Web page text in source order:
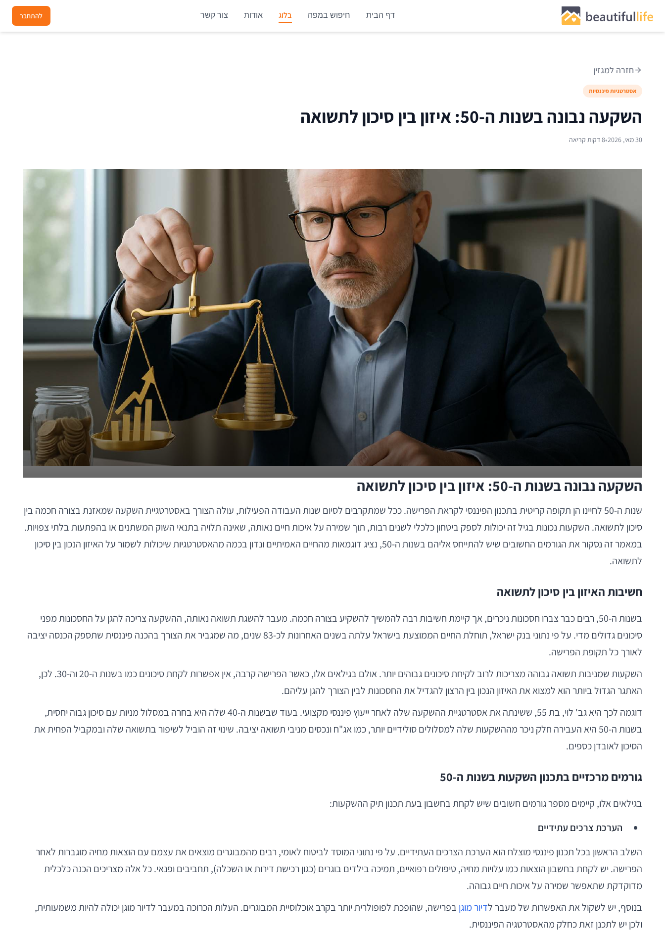
דף הבית חיפוש במפה בלוג אודות צור קשר להתחבר
חזרה למגזין
אסטרטגיות פיננסיות
השקעה נבונה בשנות ה-50: איזון בין סיכון לתשואה
30 מאי, 2026 •8 דקות קריאה
השקעה נבונה בשנות ה-50: איזון בין סיכון לתשואה
שנות ה-50 לחיינו הן תקופה קריטית בתכנון הפיננסי לקראת הפרישה. ככל שמתקרבים לסיום שנות העבודה הפעילות, עולה הצורך באסטרטגיית השקעה שמאזנת בצורה חכמה בין
סיכון לתשואה. השקעות נכונות בגיל זה יכולות לספק ביטחון כלכלי לשנים רבות, תוך שמירה על איכות חיים נאותה, שאינה תלויה בתנאי השוק המשתנים או בהפתעות בלתי צפויות.
במאמר זה נסקור את הגורמים החשובים שיש להתייחס אליהם בשנות ה-50, נציג דוגמאות מהחיים האמיתיים ונדון בכמה מהאסטרטגיות שיכולות לשמור על האיזון הנכון בין סיכון
לתשואה.
חשיבות האיזון בין סיכון לתשואה
בשנות ה-50, רבים כבר צברו חסכונות ניכרים, אך קיימת חשיבות רבה להמשיך להשקיע בצורה חכמה. מעבר להשגת תשואה נאותה, ההשקעה צריכה להגן על החסכונות מפני
סיכונים גדולים מדי. על פי נתוני בנק ישראל, תוחלת החיים הממוצעת בישראל עלתה בשנים האחרונות לכ-83 שנים, מה שמגביר את הצורך בהכנה פיננסית שתספק הכנסה יציבה
לאורך כל תקופת הפרישה.
השקעות שמניבות תשואה גבוהה מצריכות לרוב לקיחת סיכונים גבוהים יותר. אולם בגילאים אלו, כאשר הפרישה קרבה, אין אפשרות לקחת סיכונים כמו בשנות ה-20 וה-30. לכן,
האתגר הגדול ביותר הוא למצוא את האיזון הנכון בין הרצון להגדיל את החסכונות לבין הצורך להגן עליהם.
דוגמה לכך היא גב' לוי, בת 55, ששינתה את אסטרטגיית ההשקעה שלה לאחר ייעוץ פיננסי מקצועי. בעוד שבשנות ה-40 שלה היא בחרה במסלול מניות עם סיכון גבוה יחסית,
בשנות ה-50 היא העבירה חלק ניכר מההשקעות שלה למסלולים סולידיים יותר, כמו אג"ח ונכסים מניבי תשואה יציבה. שינוי זה הוביל לשיפור בתשואה שלה ובמקביל הפחית את
הסיכון לאובדן כספים.
גורמים מרכזיים בתכנון השקעות בשנות ה-50
בגילאים אלו, קיימים מספר גורמים חשובים שיש לקחת בחשבון בעת תכנון תיק ההשקעות:
הערכת צרכים עתידיים
השלב הראשון בכל תכנון פיננסי מוצלח הוא הערכת הצרכים העתידיים. על פי נתוני המוסד לביטוח לאומי, רבים מהמבוגרים מוצאים את עצמם עם הוצאות מחיה מוגברות לאחר
הפרישה. יש לקחת בחשבון הוצאות כמו עלויות מחיה, טיפולים רפואיים, תמיכה בילדים בוגרים (כגון רכישת דירות או השכלה), תחביבים ופנאי. כל אלה מצריכים הכנה כלכלית
מדוקדקת שתאפשר שמירה על איכות חיים גבוהה.
בנוסף, יש לשקול את האפשרות של מעבר לדיור מוגן בפרישה, שהופכת לפופולרית יותר בקרב אוכלוסיית המבוגרים. העלות הכרוכה במעבר לדיור מוגן יכולה להיות משמעותית,
ולכן יש לתכנן זאת כחלק מהאסטרטגיה הפיננסית.